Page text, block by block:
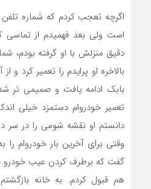
اگرچه تعجب کردم که شماره
است ولی بعد فهمیدم از تماسی
دقیق منزلش با او گرفته بودم،
بالاخره او پرایدم را تعمیر کرد و
بابک ادامه یافت و صمیمی تر
تعمیر خودروام دستمزد خیلی
دانستم او نقشه شومی را در سر
وقتی برای آخرین بار خودروام را
گفت که برطرف کردن عیب خودرو
هم قبول کردم. به خانه